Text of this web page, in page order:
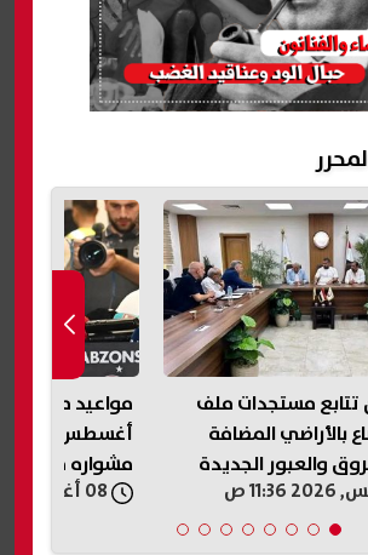
طرابزون سبور في
أغسطس 2026.. محمد صلاح يبدأ
الانطلاق والحد